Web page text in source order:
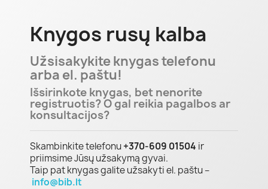
Knygos rusų kalba
Užsisakykite knygas telefonu
arba el. paštu!
Išsirinkote knygas, bet nenorite
registruotis? O gal reikia pagalbos ar
konsultacijos?
Skambinkite telefonu+370-609 01504 ir
priimsime Jūsų užsakymą gyvai.
Taip pat knygas galite užsakyti el. paštu –
info@bib.lt